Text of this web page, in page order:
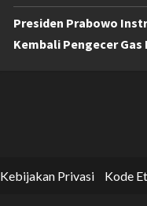
Presiden Prabowo
Kembali Pengecer Gas
Kebijakan Privasi Kode